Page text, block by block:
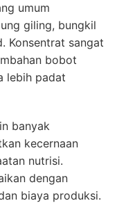
umum
giling, bungkil
Konsentrat sangat
bobot
lebih padat
banyak
kecernaan
nutrisi.
dengan
biaya produksi.